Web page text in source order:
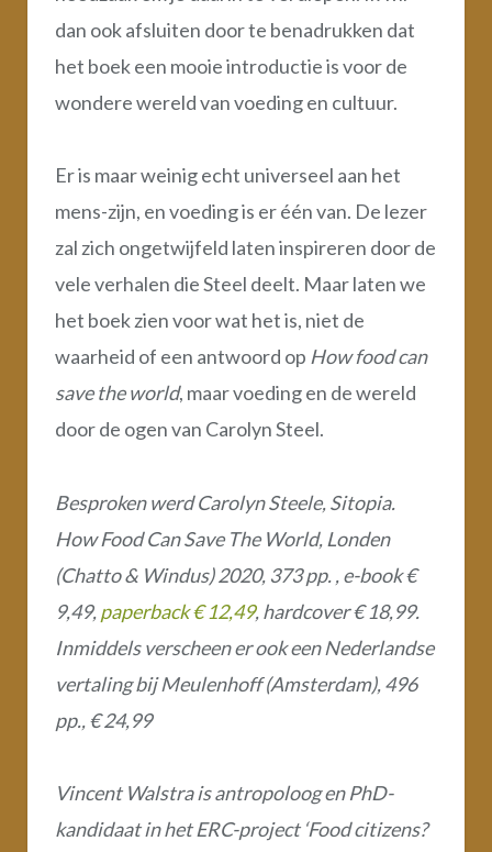
dan ook afsluiten door te benadrukken dat
het boek een mooie introductie is voor de
wondere wereld van voeding en cultuur.
Er is maar weinig echt universeel aan het
mens-zijn, en voeding is er één van. De lezer
zal zich ongetwijfeld laten inspireren door de
vele verhalen die Steel deelt. Maar laten we
het boek zien voor wat het is, niet de
waarheid of een antwoord op How food can
save the world, maar voeding en de wereld
door de ogen van Carolyn Steel.
Besproken werd Carolyn Steele, Sitopia.
How Food Can Save The World, Londen
(Chatto & Windus) 2020, 373 pp. , e-book €
9,49,paperback € 12,49, hardcover € 18,99.
Inmiddels verscheen er ook een Nederlandse
vertaling bij Meulenhoff (Amsterdam), 496
pp., € 24,99
Vincent Walstra is antropoloog en PhD-
kandidaat in het ERC-project ‘Food citizens?